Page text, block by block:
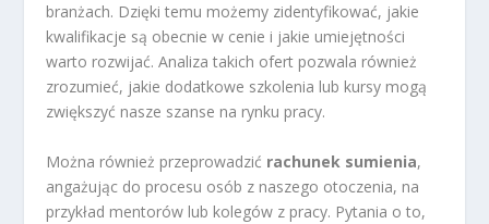
branżach. Dzięki temu możemy zidentyfikować, jakie
kwalifikacje są obecnie w cenie i jakie umiejętności
warto rozwijać. Analiza takich ofert pozwala również
zrozumieć, jakie dodatkowe szkolenia lub kursy mogą
zwiększyć nasze szanse na rynku pracy.
Można również przeprowadzić rachunek sumienia,
angażując do procesu osób z naszego otoczenia, na
przykład mentorów lub kolegów z pracy. Pytania o to,